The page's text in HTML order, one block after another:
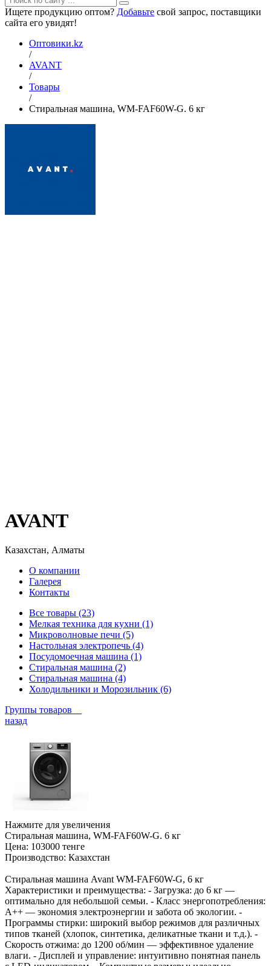
Ищете продукцию оптом? Добавьте свой запрос, поставщики
сайта его увидят!
Оптовики.kz
/
AVANT
/
Товары
/
Cтиральная машина, WM-FAF60W-G. 6 кг
AVANT
Казахстан, Алматы
О компании
Галерея
Контакты
Все товары (23)
Мелкая техника для кухни (1)
Микроволновые печи (5)
Настольная электропечь (4)
Посудомоечная машина (1)
Стиральная машина (2)
Стиральная машина (4)
Холодильники и Морозильник (6)
Группы товаров
назад
Нажмите для увеличения
Cтиральная машина, WM-FAF60W-G. 6 кг
Цена: 103000 тенге
Производство: Казахстан
Стиральная машина Avant WM-FAF60W-G, 6 кг
Характеристики и преимущества: - Загрузка: до 6 кг —
оптимально для небольшой семьи. - Класс энергопотребления:
A++ — экономия электроэнергии и забота об экологии. -
Программы стирки: широкий выбор режимов для различных
типов тканей (хлопок, синтетика, деликатные ткани и т.д.). -
Скорость отжима: до 1200 об/мин — эффективное удаление
влаги. - Дисплей и управление: интуитивно понятная панель